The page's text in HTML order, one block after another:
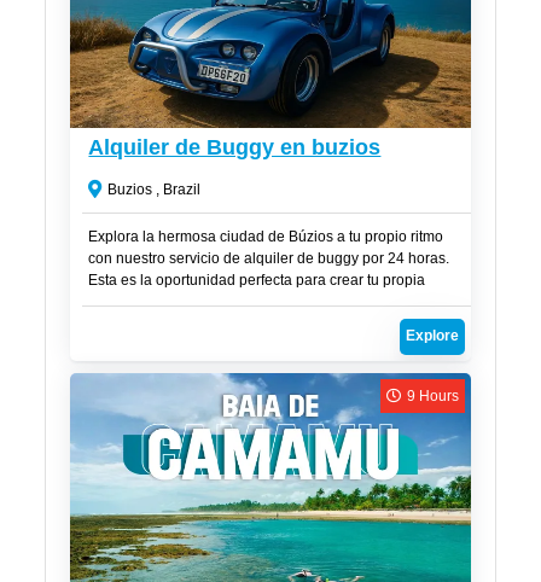
R$350
Alquiler de Buggy en buzios
Buzios , Brazil
Explora la hermosa ciudad de Búzios a tu propio ritmo
con nuestro servicio de alquiler de buggy por 24 horas.
Esta es la oportunidad perfecta para crear tu propia
Explore
9 Hours